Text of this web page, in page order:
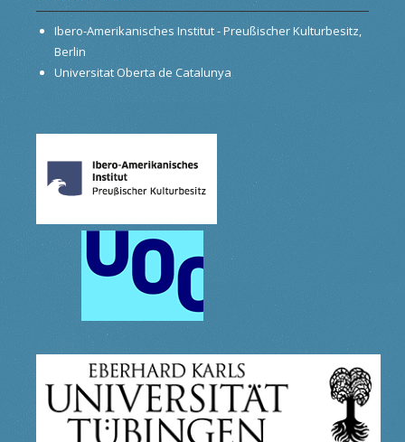
Ibero-Amerikanisches Institut - Preußischer Kulturbesitz,
Berlin
Universitat Oberta de Catalunya